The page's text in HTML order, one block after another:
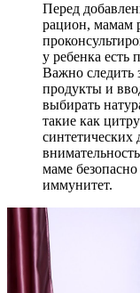
Перед
рацион, мамам
у ребенка есть
Важно следить
продукты и
выбирать
такие как
синтетических
маме
иммунитет.